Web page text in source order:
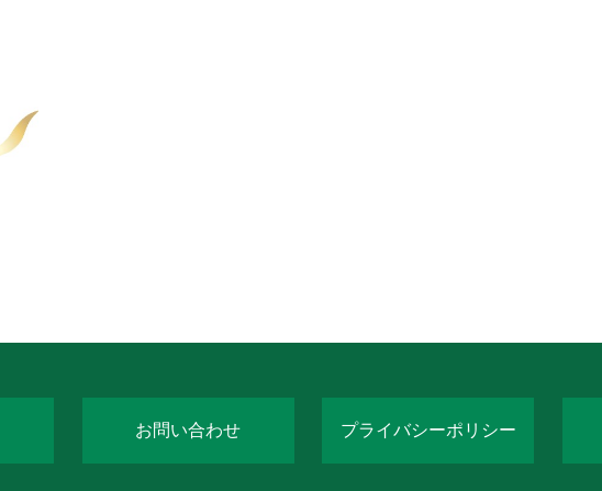
お問い合わせ プライバシーポリシー